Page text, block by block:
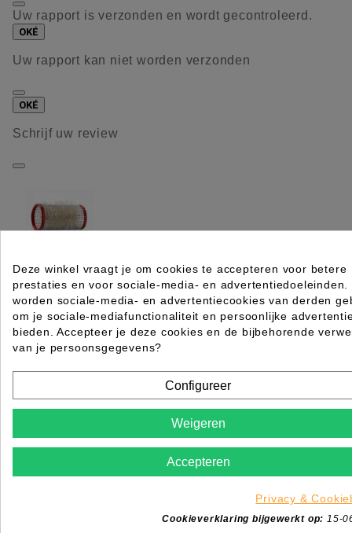
Uw rapport is verzonden en wordt gecontroleerd.
OKÉ
Uw rapport kan niet worden verzonden
OKÉ
Schrijf uw review
KRULLER METAAL 36MM 12 STK ROOD
Rating forQuality
Please choose a rating for your review.
Title of your review
Enim quis fugiat consequat elit minim nisi eu
Deze winkel vraagt je om cookies te accepteren voor betere
prestaties en voor sociale-media- en advertentiedoeleinden.
worden sociale-media- en advertentiecookies van derden
om je sociale-mediafunctionaliteit en persoonlijke
bieden. Accepteer je deze cookies en de bijbehorende
van je persoonsgegevens?
Configureer
Weigeren
Accepteren
Privacy &
Cookieverklaring bijgewerkt op: 15-